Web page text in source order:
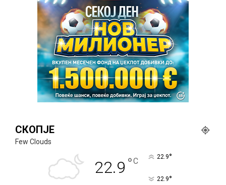
СКОПЈЕ
Few Clouds
22.9 °C 22.9°
22.9°